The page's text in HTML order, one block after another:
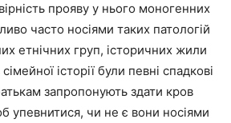
прояву у нього моногенних
часто носіями таких патологій
етнічних груп, історичних жили
історії були певні спадкові
запропонують здати кров
упевнитися, чи не є вони носіями